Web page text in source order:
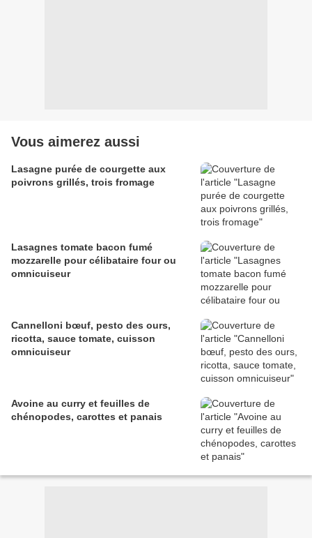
Vous aimerez aussi
Lasagne purée de courgette aux
poivrons grillés, trois fromage
Lasagnes tomate bacon fumé
mozzarelle pour célibataire four ou
omnicuiseur
Cannelloni bœuf, pesto des ours,
ricotta, sauce tomate, cuisson
omnicuiseur
Avoine au curry et feuilles de
chénopodes, carottes et panais